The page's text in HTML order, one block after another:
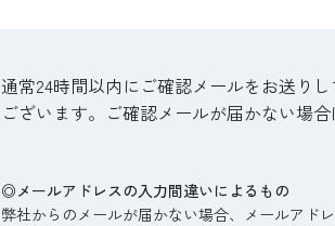
通常24時間以内にご確認メールをお送り
ございます。ご確認メールが届かない場
◎メールアドレスの入力間違いによるもの
弊社からのメールが届かない場合、メールアド